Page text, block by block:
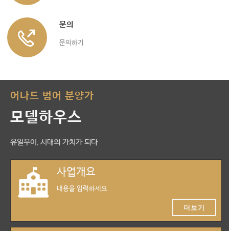
문의
문의하기
어나드 범어 분양가
모델하우스
유일무이, 시대의 가치가 되다
사업개요
내용을 입력하세요.
더보기